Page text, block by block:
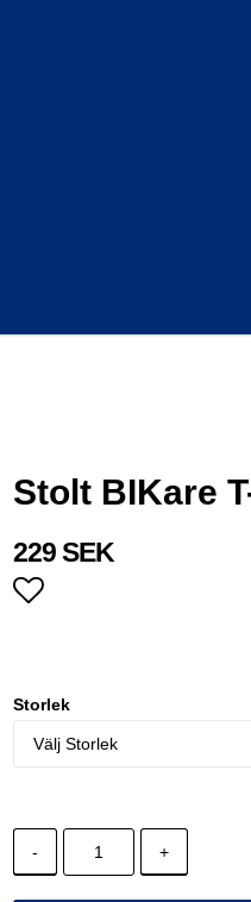
Stolt BIKare
229 SEK
Storlek
- +